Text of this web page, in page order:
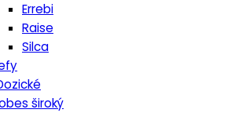
Errebi
Raise
Silca
široký